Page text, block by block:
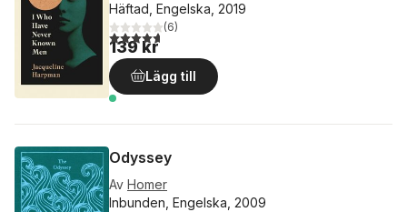
Häftad, Engelska, 2019
4,7utav 5 stjärnor. Totalt antal röster:
(6)
139 kr
Lägg till
Odyssey
Av Homer
Inbunden, Engelska, 2009